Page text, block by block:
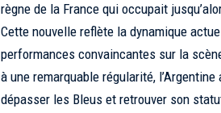
règne de la France qui occupait
Cette nouvelle reflète la dynamique
performances convaincantes sur la
à une remarquable régularité,
dépasser les Bleus et retrouver son